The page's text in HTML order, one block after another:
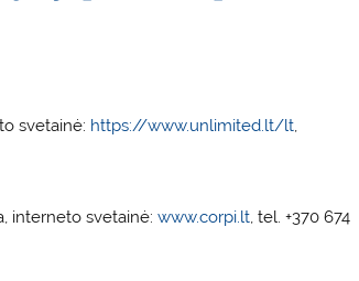
svetainė: https://www.unlimited.lt/lt,
interneto svetainė:www.corpi.lt, tel. +370 674